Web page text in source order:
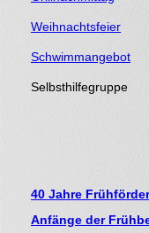
Weihnachtsfeier
Schwimmangebot
Selbsthilfegruppe
40 Jahre
Anfänge der